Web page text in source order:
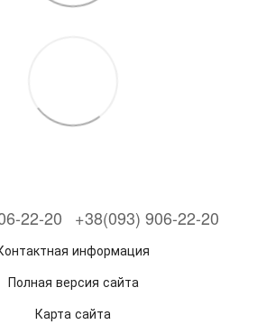
22-20 +38(093) 906-22-20
информация
Полная версия сайта
Карта сайта